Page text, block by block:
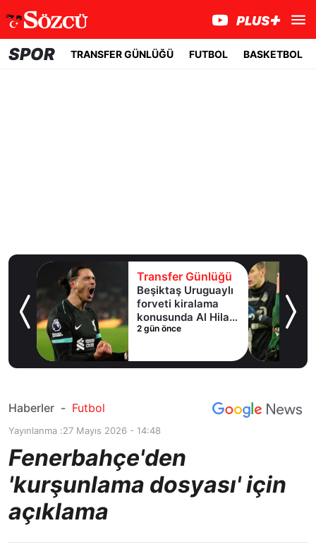
SPOR TRANSFER GÜNLÜĞÜ FUTBOL BASKETBOL
Transfer Günlüğü
Beşiktaş Uruguaylı
forveti kiralama
konusunda Al Hilal
ile anlaştı! Adım
2 gün önce
Haberler - Futbol
Yayınlanma :27 Mayıs 2026 - 14:48
Fenerbahçe'den
'kurşunlama dosyası' için
açıklama